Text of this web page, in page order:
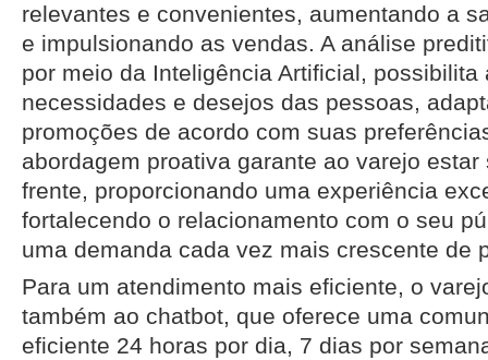
relevantes e convenientes, aumentando a
e impulsionando as vendas. A análise
por meio da Inteligência Artificial, possibilita
necessidades e desejos das pessoas,
promoções de acordo com suas
abordagem proativa garante ao varejo
frente, proporcionando uma experiência
fortalecendo o relacionamento com o seu
uma demanda cada vez mais crescente de
Para um atendimento mais eficiente, o
também ao chatbot, que oferece uma
eficiente 24 horas por dia, 7 dias por